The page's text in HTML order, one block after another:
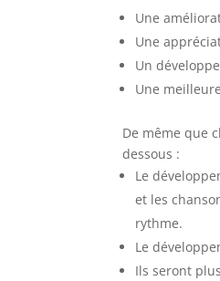
Une
Une
Un
Une
De même que
dessous :
Le
et les
rythme.
Le
Ils seront